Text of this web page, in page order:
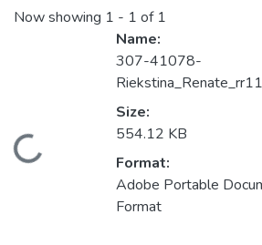
Now showing 1 - 1 of 1
Loading...
Name:
307-41078-
Size:
554.12 KB
Format:
Adobe Portable
Format